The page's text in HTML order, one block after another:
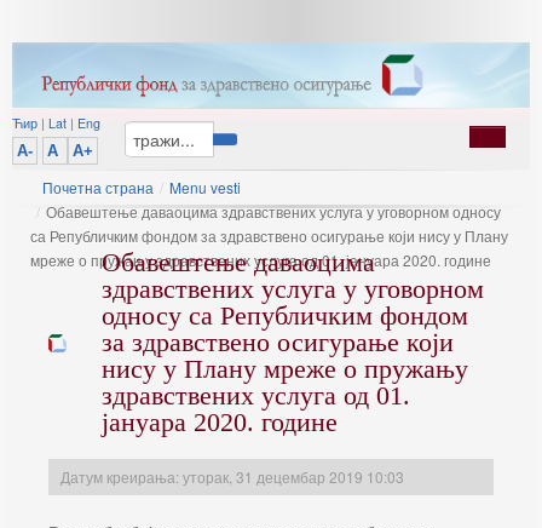
Ћир | Lat | Eng
A-
A A+
Почетна страна / Menu vesti
/ Обавештење даваоцима здравствених услуга у уговорном односу
са Републичким фондом за здравствено осигурање који нису у Плану
мреже о пружању здравствених услуга од 01. јануара 2020. године
Обавештење даваоцима
здравствених услуга у уговорном
односу са Републичким фондом
за здравствено осигурање који
нису у Плану мреже о пружању
здравствених услуга од 01.
јануара 2020. године
Датум креирања: уторак, 31 децембар 2019 10:03